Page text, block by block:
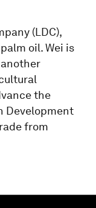
(LDC),
oil. Wei is
the
Development
from